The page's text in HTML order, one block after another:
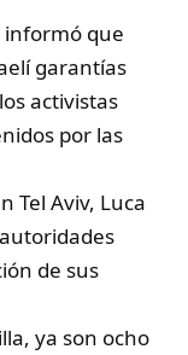
informó que
garantías
activistas
por las
Tel Aviv, Luca
de sus
ya son ocho